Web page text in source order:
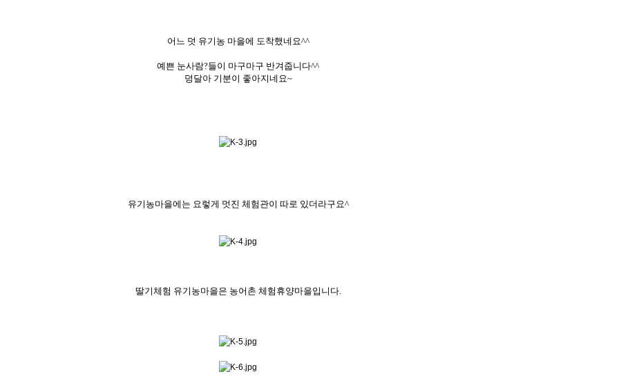
어느 덧 유기농 마을에 도착했네요^^
예쁜 눈사람?들이 마구마구 반겨줍니다^^
덩달아 기분이 좋아지네요~
유기농마을에는 요렇게 멋진 체험관이 따로 있더라구요^
딸기체험 유기농마을은 농어촌 체험휴양마을입니다.